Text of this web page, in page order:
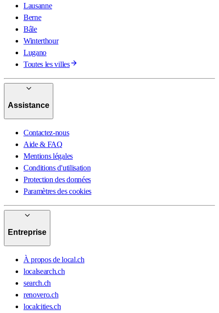
Lausanne
Berne
Bâle
Winterthour
Lugano
Toutes les villes
Assistance
Contactez-nous
Aide & FAQ
Mentions légales
Conditions d'utilisation
Protection des données
Paramètres des cookies
Entreprise
À propos de local.ch
localsearch.ch
search.ch
renovero.ch
localcities.ch